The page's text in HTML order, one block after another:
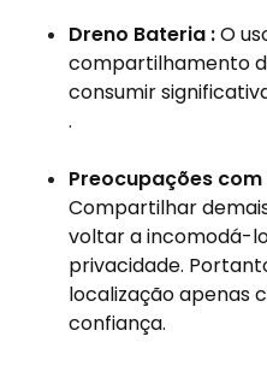
Dreno Bateria :O
compartilhamento
consumir
.
Preocupações
Compartilhar
voltar a incomodá-
privacidade.
localização apenas
confiança.